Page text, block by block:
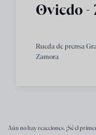
Oviedo
Rueda de prensa
Zamora
Aún no hay reacciones. ¡Sé el